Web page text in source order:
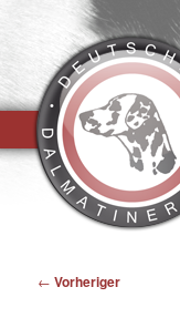
Beitragsnavigation
← Vorheriger